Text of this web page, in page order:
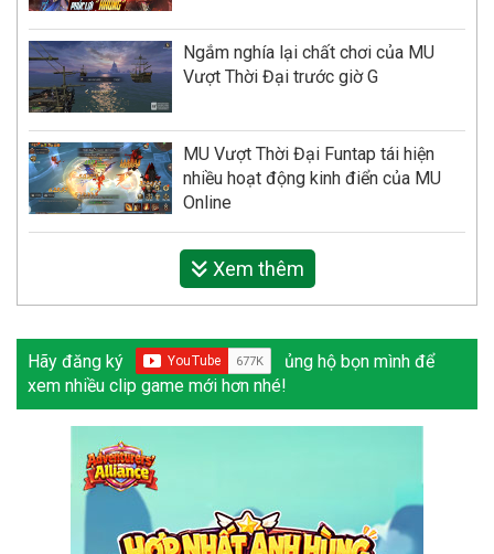
Ngắm nghía lại chất chơi của MU
Vượt Thời Đại trước giờ G
MU Vượt Thời Đại Funtap tái hiện
nhiều hoạt động kinh điển của MU
Online
Xem thêm
Hãy đăng ký
ủng hộ bọn mình để
xem nhiều clip game mới hơn nhé!